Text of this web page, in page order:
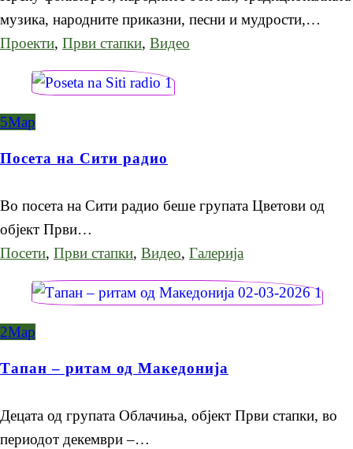
музика, народните приказни, песни и мудрости,…
Проекти, Први стапки, Видео
5Мар
Посета на Сити радио
Во посета на Сити радио беше групата Цветови од
објект Први…
Посети, Први стапки, Видео, Галерија
2Мар
Тапан – ритам од Македонија
Децата од групата Облачиња, објект Први стапки, во
периодот декември –…